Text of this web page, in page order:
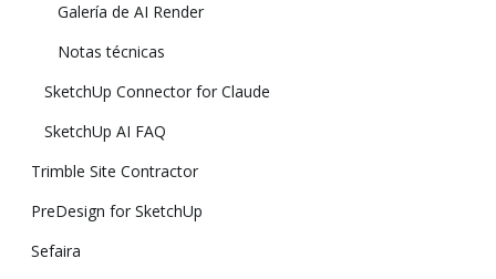
Galería de AI Render
Notas técnicas
SketchUp Connector for Claude
SketchUp AI FAQ
Trimble Site Contractor
PreDesign for SketchUp
Sefaira